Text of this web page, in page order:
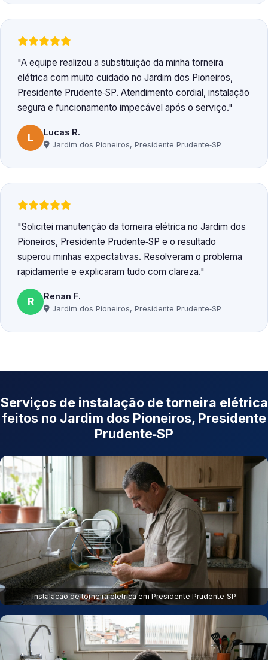
A equipe realizou a substituição da minha torneira
elétrica com muito cuidado no Jardim dos Pioneiros,
Presidente Prudente‑SP. Atendimento cordial, instalação
segura e funcionamento impecável após o serviço.
L Lucas R.
Jardim dos Pioneiros, Presidente Prudente‑SP
Solicitei manutenção da torneira elétrica no Jardim dos
Pioneiros, Presidente Prudente‑SP e o resultado
superou minhas expectativas. Resolveram o problema
rapidamente e explicaram tudo com clareza.
R Renan F.
Jardim dos Pioneiros, Presidente Prudente‑SP
Serviços de instalação de torneira elétrica
feitos no Jardim dos Pioneiros, Presidente
Prudente‑SP
Instalacao de torneira eletrica em Presidente Prudente‑SP